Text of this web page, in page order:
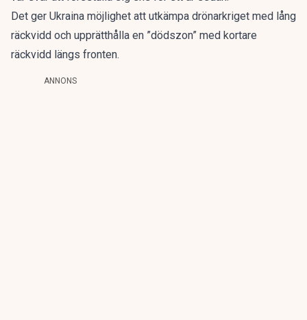
Det ger Ukraina möjlighet att utkämpa drönarkriget med lång
räckvidd och upprätthålla en ”dödszon” med kortare
räckvidd längs fronten.
ANNONS